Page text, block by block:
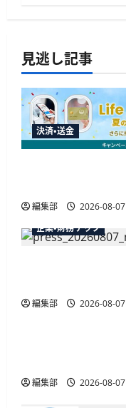
見逃し記事
決済・送金
編集部
2026-08-07
企業・財務テック
編集部 2026-08-07
広告
編集部 2026-08-07